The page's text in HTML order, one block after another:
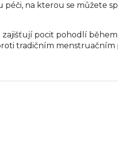
péči, na kterou se můžete
pocit pohodlí
tradičním